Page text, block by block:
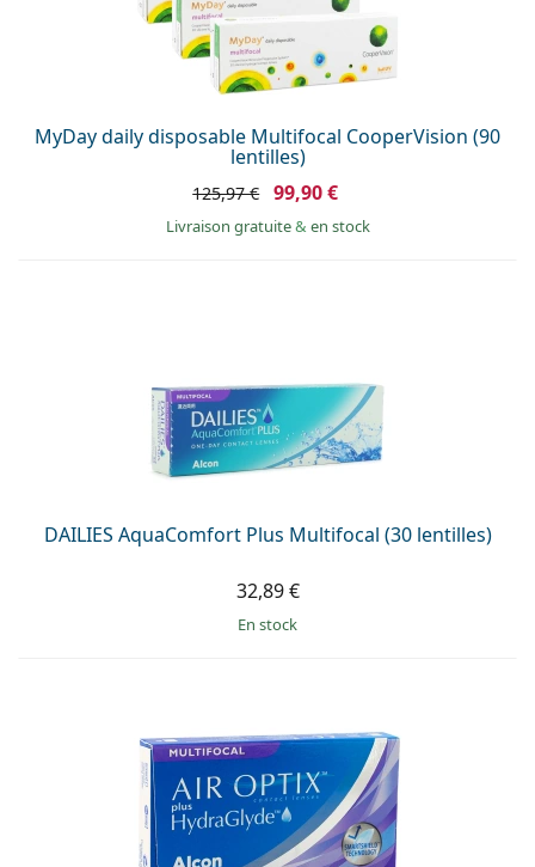
MyDay daily disposable Multifocal CooperVision (90
lentilles)
125,97 € 99,90 €
Livraison gratuite& en stock
DAILIES AquaComfort Plus Multifocal (30 lentilles)
32,89 €
en stock